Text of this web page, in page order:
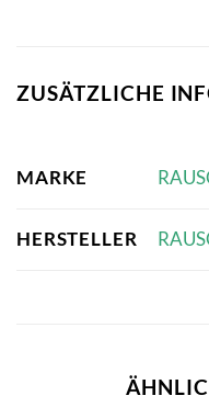
ZUSÄTZLICHE
MARKE
HERSTELLER